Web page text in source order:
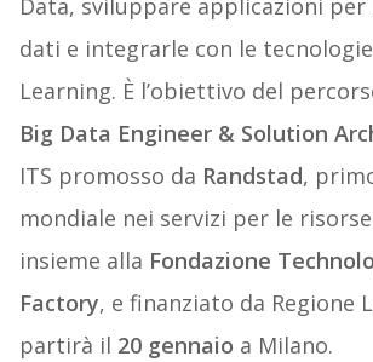
Data, sviluppare applicazioni per
dati e integrarle con le
Learning. È l’obiettivo del
Big Data Engineer & Solution
ITS promosso da Randstad,
mondiale nei servizi per le
insieme alla Fondazione
Factory, e finanziato da Regione
partirà il 20 gennaio a Milano.